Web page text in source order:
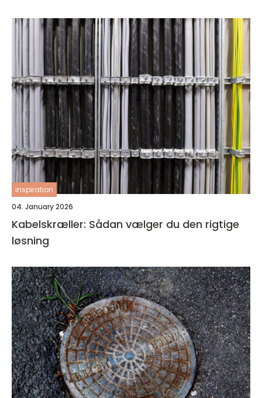
inspiration
04. January 2026
Kabelskræller: Sådan vælger du den rigtige
løsning